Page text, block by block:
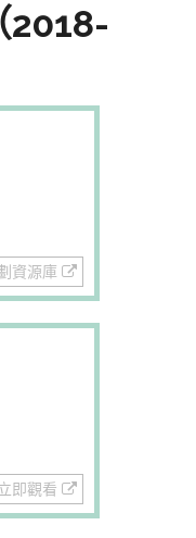
2018-
資源庫
即觀看